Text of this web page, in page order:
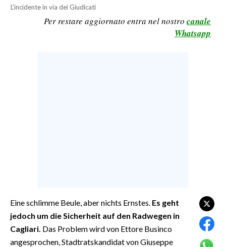
CALCIO
CALCIO REGIONALE
SARDI NEL MONDO
NOTIZIE
EVENTI
L'incidente in via dei Giudicati
Per restare aggiornato entra nel nostro canale
Whatsapp
Eine schlimme Beule, aber nichts Ernstes. Es geht
jedoch um die Sicherheit auf den Radwegen in
Cagliari. Das Problem wird von Ettore Businco
angesprochen, Stadtratskandidat von Giuseppe